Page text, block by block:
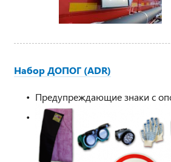
Набор ДОПОГ (ADR)
Предупреждающие знаки с